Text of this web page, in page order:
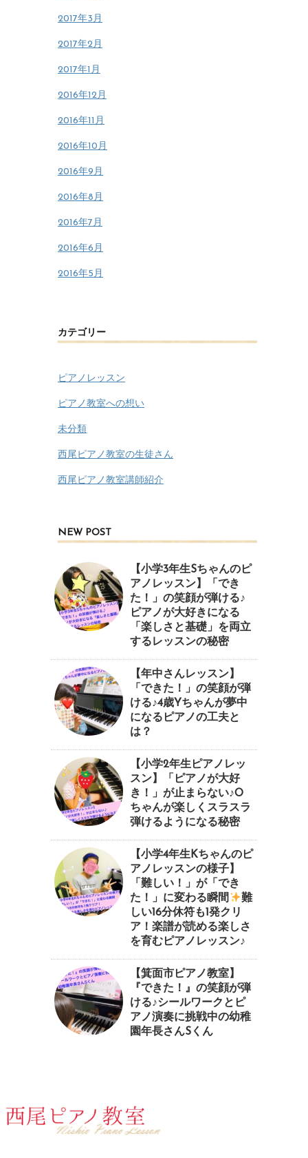
2017年3月
2017年2月
2017年1月
2016年12月
2016年11月
2016年10月
2016年9月
2016年8月
2016年7月
2016年6月
2016年5月
カテゴリー
ピアノレッスン
ピアノ教室への想い
未分類
西尾ピアノ教室の生徒さん
西尾ピアノ教室講師紹介
NEW POST
【小学3年生Sちゃんのピ
アノレッスン】「でき
た！」の笑顔が弾ける♪
ピアノが大好きになる
「楽しさと基礎」を両立
するレッスンの秘密
【年中さんレッスン】
「できた！」の笑顔が弾
ける♪4歳Yちゃんが夢中
になるピアノの工夫と
は？
【小学2年生ピアノレッ
スン】「ピアノが大好
き！」が止まらない♪O
ちゃんが楽しくスラスラ
弾けるようになる秘密
【小学4年生Kちゃんのピ
アノレッスンの様子】
「難しい！」が「でき
た！」に変わる瞬間
⁠難
しい16分休符も1発クリ
ア！楽譜が読める楽しさ
を育むピアノレッスン♪⁠
【箕面市ピアノ教室】
『できた！』の笑顔が弾
ける♪シールワークとピ
アノ演奏に挑戦中の幼稚
園年長さんSくん